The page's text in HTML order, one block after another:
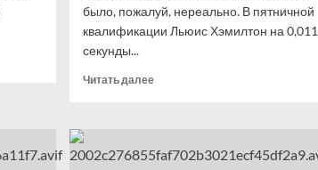
было, пожалуй, нереально. В пятничной
квалификации Льюис Хэмилтон на 0,011
секунды...
Читать далееПрочитать
спринт